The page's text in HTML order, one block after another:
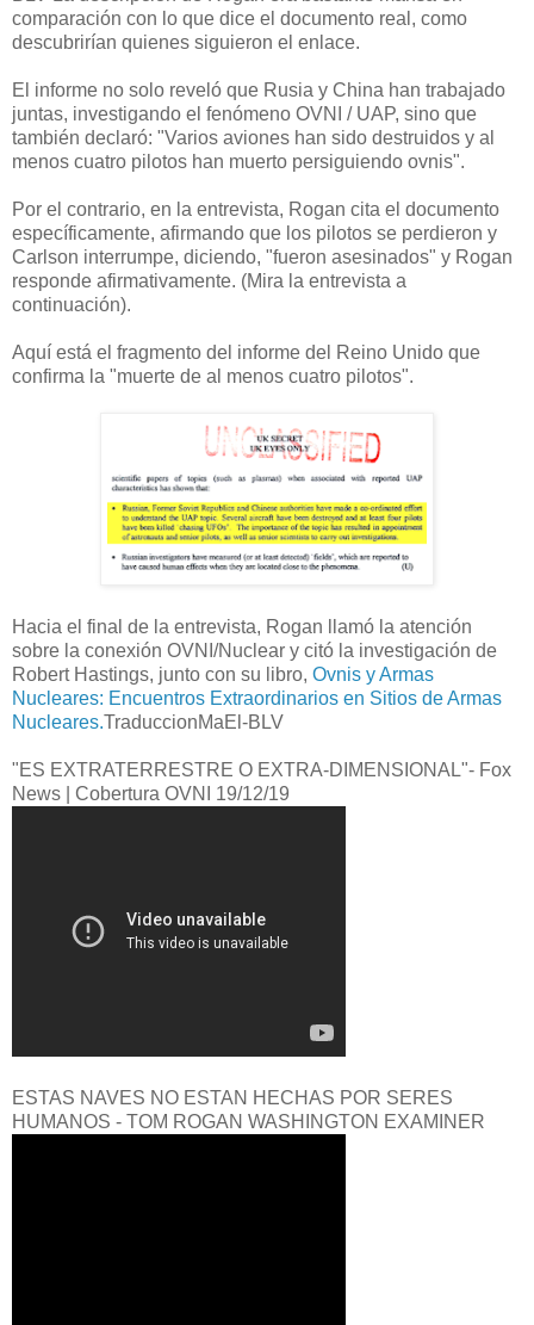
comparación con lo que dice el documento real, como
descubrirían quienes siguieron el enlace.
El informe no solo reveló que Rusia y China han trabajado
juntas, investigando el fenómeno OVNI / UAP, sino que
también declaró: "Varios aviones han sido destruidos y al
menos cuatro pilotos han muerto persiguiendo ovnis".
Por el contrario, en la entrevista, Rogan cita el documento
específicamente, afirmando que los pilotos se perdieron y
Carlson interrumpe, diciendo, "fueron asesinados" y Rogan
responde afirmativamente. (Mira la entrevista a
continuación).
Aquí está el fragmento del informe del Reino Unido que
confirma la "muerte de al menos cuatro pilotos".
Hacia el final de la entrevista, Rogan llamó la atención
sobre la conexión OVNI/Nuclear y citó la investigación de
Robert Hastings, junto con su libro, Ovnis y Armas
Nucleares: Encuentros Extraordinarios en Sitios de Armas
Nucleares.TraduccionMaEl-BLV
"ES EXTRATERRESTRE O EXTRA-DIMENSIONAL"- Fox
News |
Cobertura OVNI 19/12/19
ESTAS NAVES NO ESTAN HECHAS POR SERES
HUMANOS - TOM ROGAN WASHINGTON EXAMINER